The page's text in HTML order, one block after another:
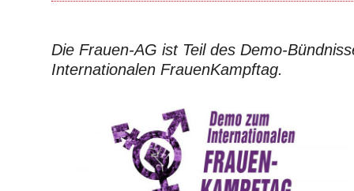
Die Frauen-AG ist Teil des Demo-
Internationalen FrauenKampftag.